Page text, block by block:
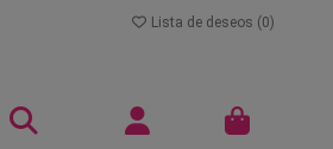
Lista de deseos (0)